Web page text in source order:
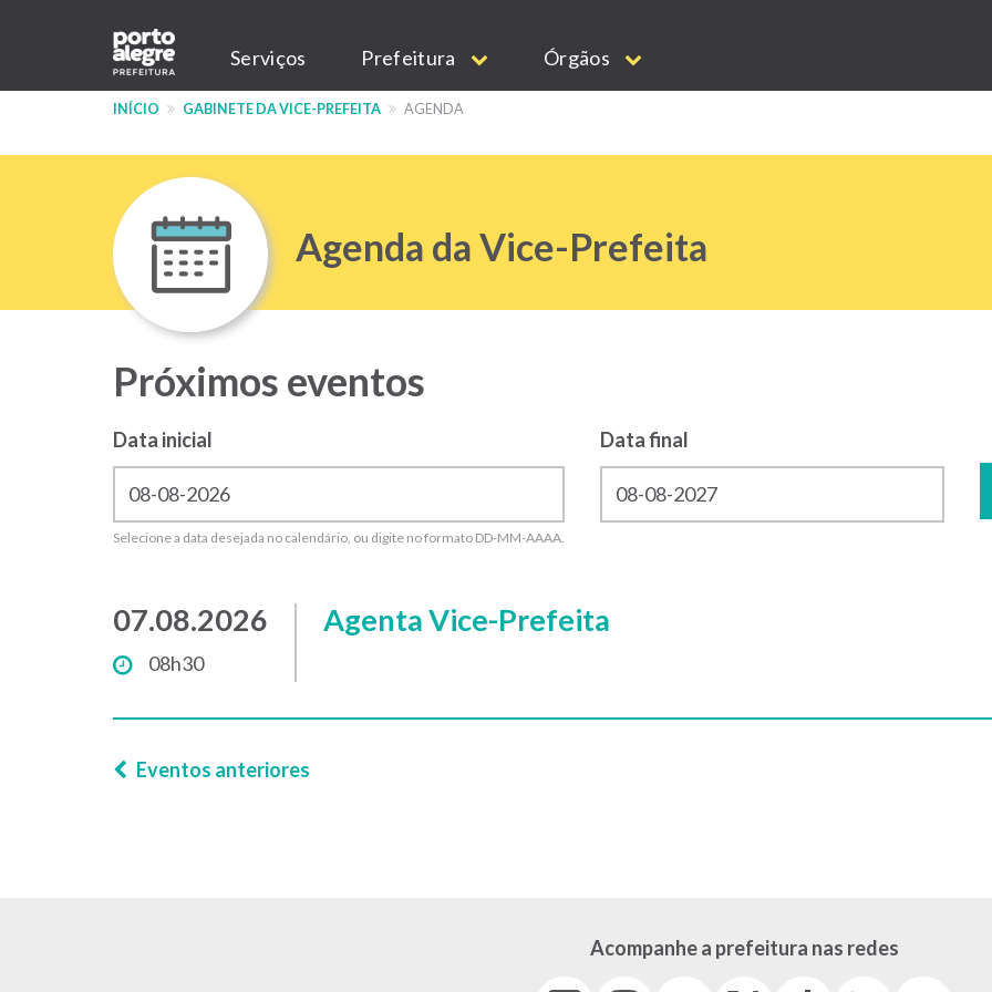
conteúdo
Main
navigation
Serviços Prefeitura Órgãos
INÍCIO GABINETE DA VICE-PREFEITA AGENDA
Agenda da Vice-Prefeita
Próximos eventos
Data inicial
Selecione a data desejada no calendário, ou digite no formato DD-MM-AAAA.
E
07.08.2026
08h30
Agenta Vice-Prefeita
Eventos anteriores
Acompanhe a prefeitura nas redes